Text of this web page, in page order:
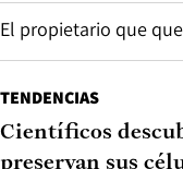
El propietario que
TENDENCIAS
Científicos
preservan sus